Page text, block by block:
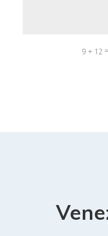
9 + 12 =